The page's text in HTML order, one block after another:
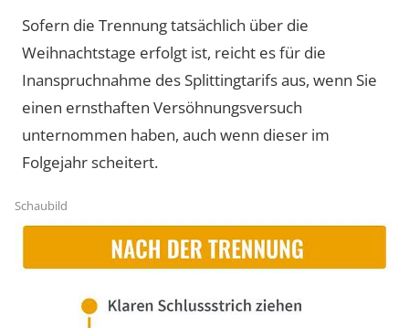
Schaubild
Sofern die Trennung tatsächlich über die
Weihnachtstage erfolgt ist, reicht es für die
Inanspruchnahme des Splittingtarifs aus, wenn Sie
einen ernsthaften Versöhnungsversuch
unternommen haben, auch wenn dieser im
Folgejahr scheitert.